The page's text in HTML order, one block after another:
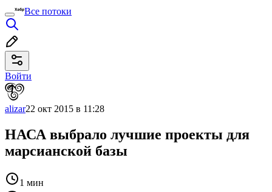
Все потоки
Войти
alizar22 окт 2015 в 11:28
НАСА выбрало лучшие проекты для
марсианской базы
1 мин